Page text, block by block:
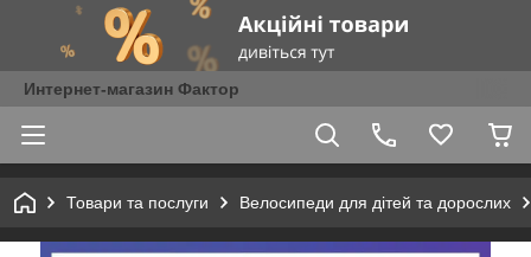
Интернет-магазин Фактор
Товари та послуги Велосипеди для дітей та дорослих